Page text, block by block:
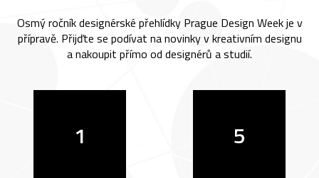
Osmý ročník designérské přehlídky Prague Design Week je v
přípravě. Přijďte se podívat na novinky v kreativním designu
a nakoupit přímo od designérů a studií.
1 5